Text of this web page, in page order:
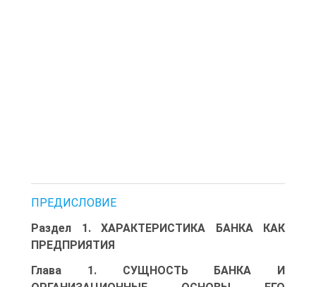
ПРЕДИСЛОВИЕ
Раздел 1. ХАРАКТЕРИСТИКА БАНКА КАК
ПРЕДПРИЯТИЯ
Глава 1. СУЩНОСТЬ БАНКА И